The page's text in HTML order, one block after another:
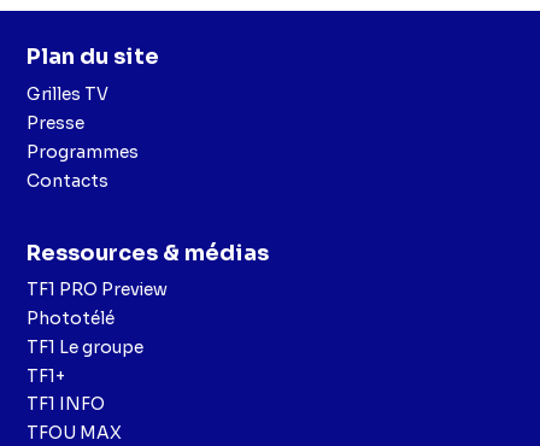
Plan du site
Grilles TV
Presse
Programmes
Contacts
Ressources & médias
TF1 PRO Preview
Phototélé
TF1 Le groupe
TF1+
TF1 INFO
TFOU MAX